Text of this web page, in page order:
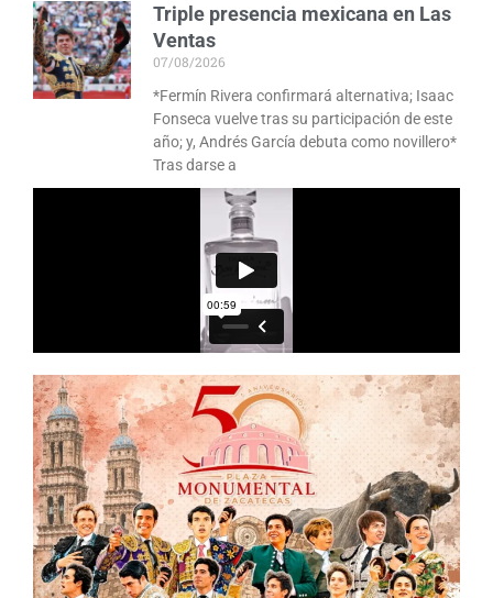
Triple presencia mexicana en Las
Ventas
07/08/2026
*Fermín Rivera confirmará alternativa; Isaac
Fonseca vuelve tras su participación de este
año; y, Andrés García debuta como novillero*
Tras darse a